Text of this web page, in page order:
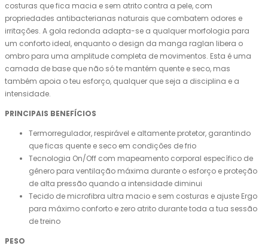
costuras que fica macia e sem atrito contra a pele, com
propriedades antibacterianas naturais que combatem odores e
irritações. A gola redonda adapta-se a qualquer morfologia para
um conforto ideal, enquanto o design da manga raglan libera o
ombro para uma amplitude completa de movimentos. Esta é uma
camada de base que não só te mantém quente e seco, mas
também apoia o teu esforço, qualquer que seja a disciplina e a
intensidade.
PRINCIPAIS BENEFÍCIOS
Termorregulador, respirável e altamente protetor, garantindo
que ficas quente e seco em condições de frio
Tecnologia On/Off com mapeamento corporal específico de
gênero para ventilação máxima durante o esforço e proteção
de alta pressão quando a intensidade diminui
Tecido de microfibra ultra macio e sem costuras e ajuste Ergo
para máximo conforto e zero atrito durante toda a tua sessão
de treino
PESO